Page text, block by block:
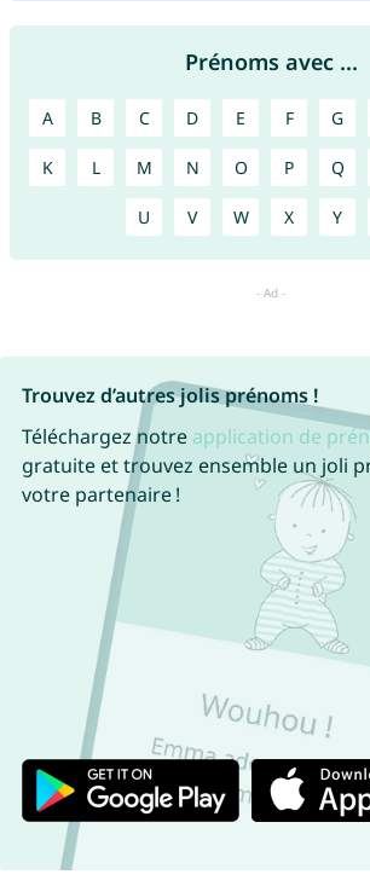
Prénoms avec ...
A B C D E F G
K L M N O P Q
U V W X Y
Trouvez d’autres jolis prénoms !
Téléchargez notre application de
gratuite et trouvez ensemble un joli
votre partenaire !